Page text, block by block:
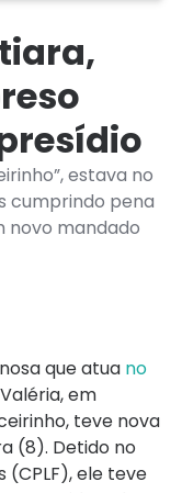
estava no
cumprindo pena
novo mandado
que atua no
em
teve nova
(8). Detido no
(CPLF), ele teve